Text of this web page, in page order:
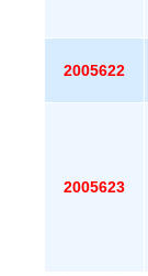
2005622
2005623